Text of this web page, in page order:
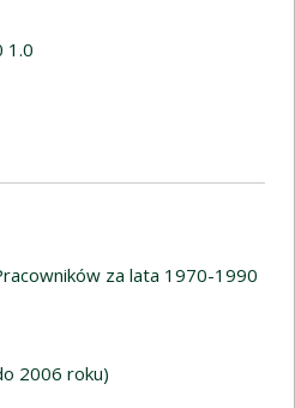
1.0
za lata 1970-1990
2006 roku)